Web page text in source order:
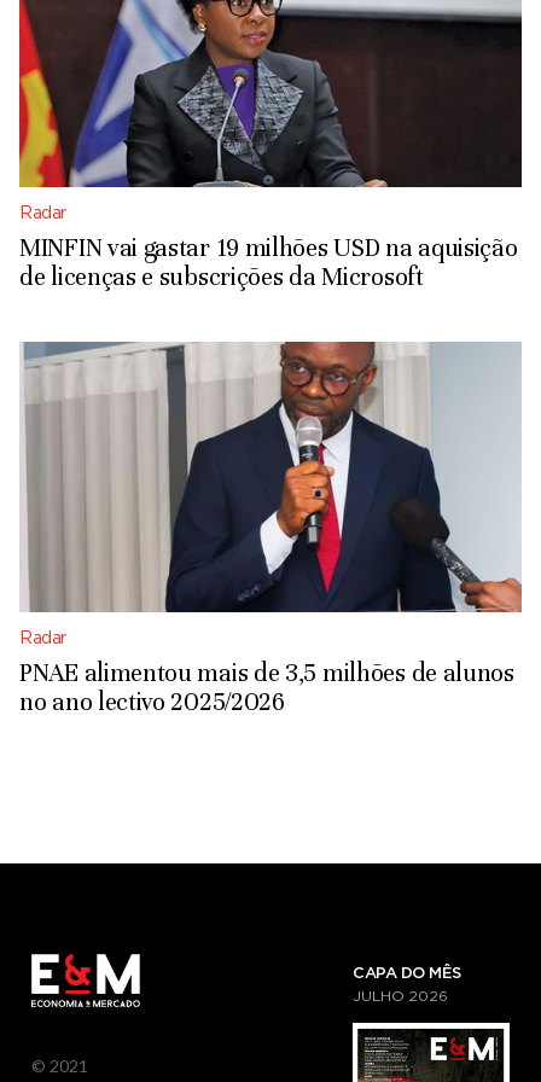
Radar
MINFIN vai gastar 19 milhões USD na aquisição
de licenças e subscrições da Microsoft
Radar
PNAE alimentou mais de 3,5 milhões de alunos
no ano lectivo 2025/2026
© 2021
CAPA DO MÊS
JULHO 2026